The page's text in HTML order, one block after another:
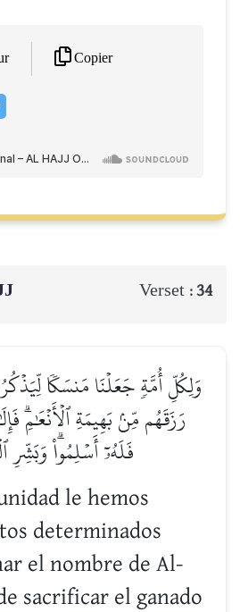
Copier
Verset :34
وَلِكُلِّ أُمَّةٖ جَعَلۡنَا مَنسَكٗا
رَزَقَهُم مِّنۢ بَهِيمَةِ ٱلۡأَنۡعَٰمِۗ
فَلَهُۥٓ أَسۡلِمُواْۗ وَبَشِّرِ
le hemos
determinados
el nombre de Al-
sacrificar el ganado